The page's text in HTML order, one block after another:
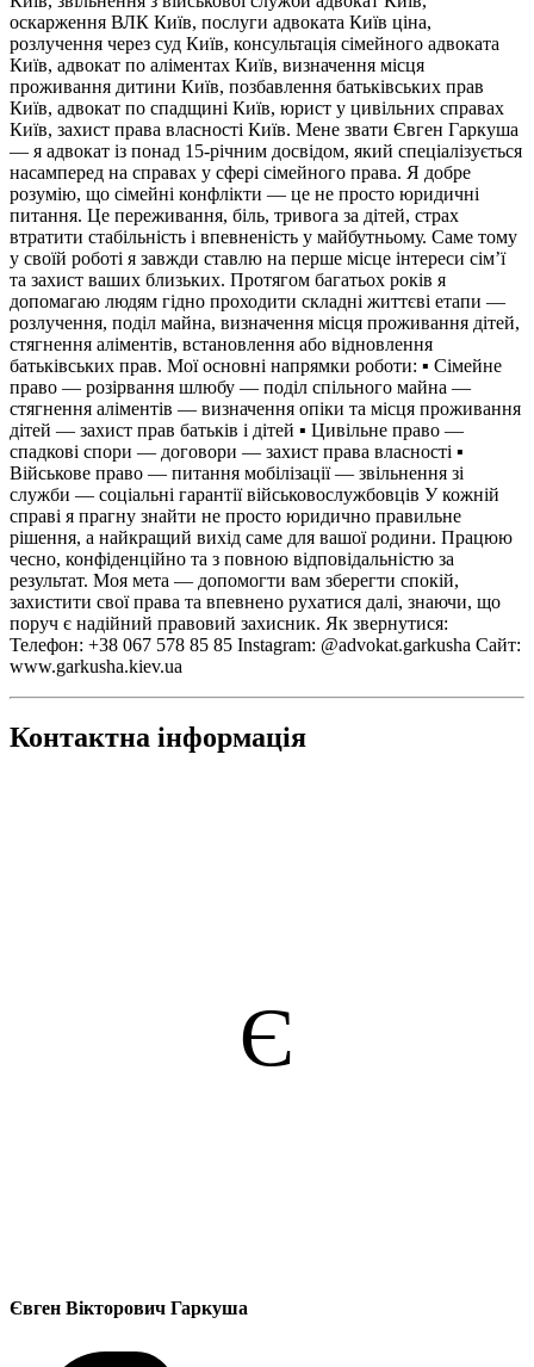
оскарження ВЛК Київ, послуги адвоката Київ ціна,
розлучення через суд Київ, консультація сімейного адвоката
Київ, адвокат по аліментах Київ, визначення місця
проживання дитини Київ, позбавлення батьківських прав
Київ, адвокат по спадщині Київ, юрист у цивільних справах
Київ, захист права власності Київ. Мене звати Євген Гаркуша
— я адвокат із понад 15-річним досвідом, який спеціалізується
насамперед на справах у сфері сімейного права. Я добре
розумію, що сімейні конфлікти — це не просто юридичні
питання. Це переживання, біль, тривога за дітей, страх
втратити стабільність і впевненість у майбутньому. Саме тому
у своїй роботі я завжди ставлю на перше місце інтереси сім’ї
та захист ваших близьких. Протягом багатьох років я
допомагаю людям гідно проходити складні життєві етапи —
розлучення, поділ майна, визначення місця проживання дітей,
стягнення аліментів, встановлення або відновлення
батьківських прав. Мої основні напрямки роботи: ▪️ Сімейне
право — розірвання шлюбу — поділ спільного майна —
стягнення аліментів — визначення опіки та місця проживання
дітей — захист прав батьків і дітей ▪️ Цивільне право —
спадкові спори — договори — захист права власності ▪️
Військове право — питання мобілізації — звільнення зі
служби — соціальні гарантії військовослужбовців У кожній
справі я прагну знайти не просто юридично правильне
рішення, а найкращий вихід саме для вашої родини. Працюю
чесно, конфіденційно та з повною відповідальністю за
результат. Моя мета — допомогти вам зберегти спокій,
захистити свої права та впевнено рухатися далі, знаючи, що
поруч є надійний правовий захисник. Як звернутися:
Телефон: +38 067 578 85 85 Instagram: @advokat.garkusha Сайт:
www.garkusha.kiev.ua
Контактна інформація
Є
Євген Вікторович Гаркуша